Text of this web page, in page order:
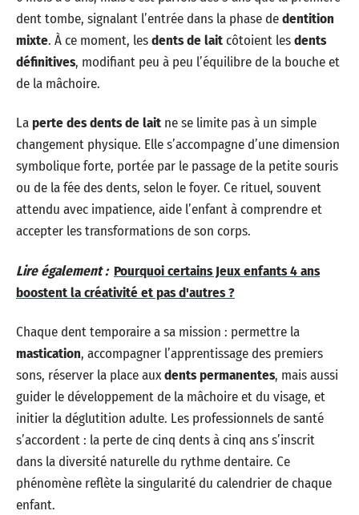
dent tombe, signalant l’entrée dans la phase dedentition
mixte. À ce moment, lesdents de laitcôtoient lesdents
définitives, modifiant peu à peu l’équilibre de la bouche et
de la mâchoire.
Laperte des dents de lait ne se limite pas à un simple
changement physique. Elle s’accompagne d’une dimension
symbolique forte, portée par le passage de la petite souris
ou de la fée des dents, selon le foyer. Ce rituel, souvent
attendu avec impatience, aide l’enfant à comprendre et
accepter les transformations de son corps.
Lire également : Pourquoi certains Jeux enfants 4 ans
boostent la créativité et pas d'autres ?
Chaque dent temporaire a sa mission : permettre la
mastication, accompagner l’apprentissage des premiers
sons, réserver la place auxdents permanentes, mais aussi
guider le développement de la mâchoire et du visage, et
initier la déglutition adulte. Les professionnels de santé
s’accordent : la perte de cinq dents à cinq ans s’inscrit
dans la diversité naturelle du rythme dentaire. Ce
phénomène reflète la singularité du calendrier de chaque
enfant.